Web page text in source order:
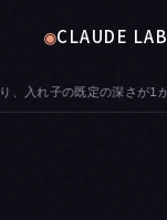
◉CLAUDE LAB
ナミックワークフローの